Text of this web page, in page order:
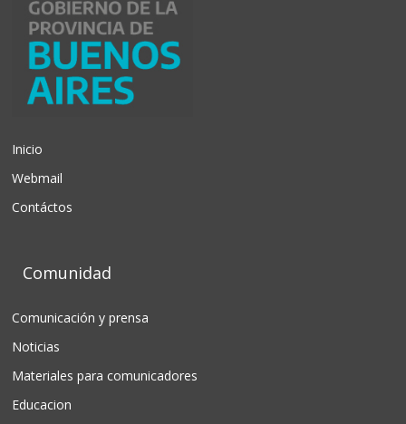
Inicio
Webmail
Contáctos
Comunidad
Comunicación y prensa
Noticias
Materiales para comunicadores
Educacion